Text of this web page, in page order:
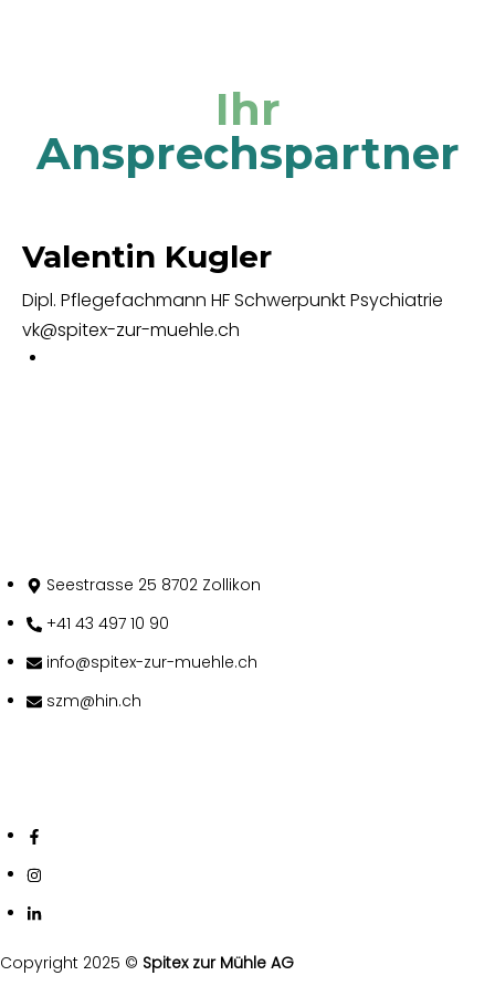
Ihr
Ansprechspartner
Valentin Kugler
Dipl. Pflegefachmann HF Schwerpunkt Psychiatrie
vk@spitex-zur-muehle.ch
Seestrasse 25 8702 Zollikon
+41 43 497 10 90
info@spitex-zur-muehle.ch
szm@hin.ch
Copyright 2025 © Spitex zur Mühle AG